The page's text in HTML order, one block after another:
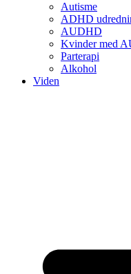
Autisme
ADHD
AUDHD
Kvinder med
Parterapi
Alkohol
Viden